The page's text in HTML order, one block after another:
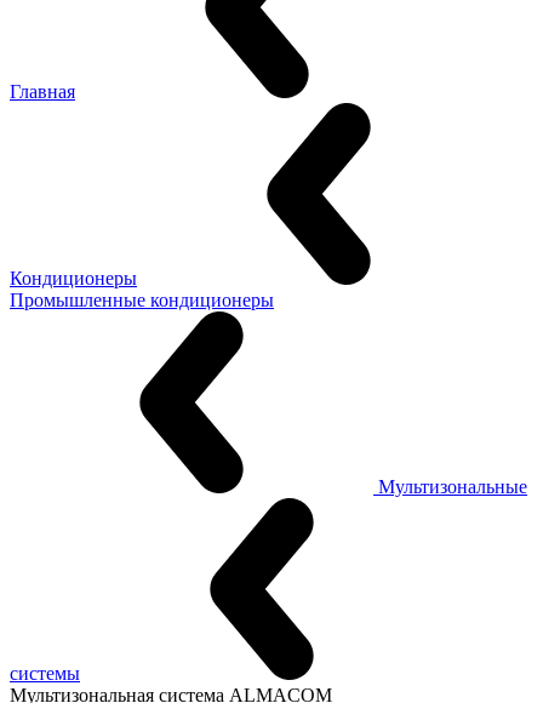
Главная
Кондиционеры
Промышленные кондиционеры
Мультизональные
системы
Мультизональная система ALMACOM